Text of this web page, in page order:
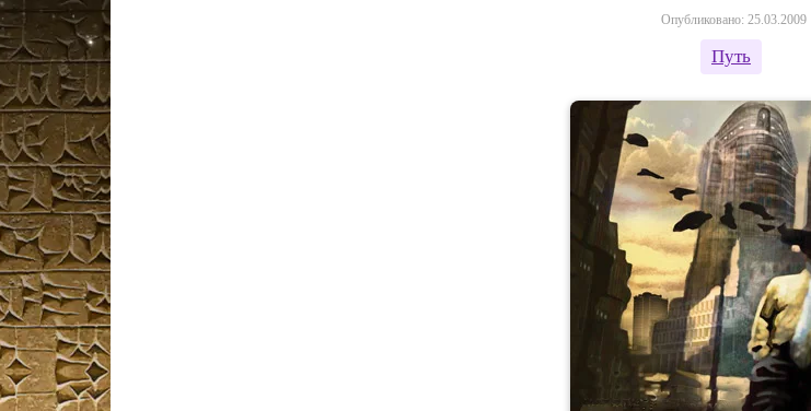
Опубликовано: 25.03.2009
Путь